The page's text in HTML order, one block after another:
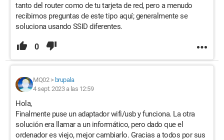
tanto del router como de tu tarjeta de red, pero a menudo
recibimos preguntas de este tipo aquí; generalmente se
soluciona usando SSID diferentes.
0
MQ02> brupala
4 sept. 2023 a las 12:59
Hola,
Finalmente puse un adaptador wifi/usb y funciona. La otra
solución era llamar a un informático, pero dado que el
ordenador es viejo, mejor cambiarlo. Gracias a todos por sus